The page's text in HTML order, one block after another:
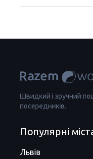
Швидкий і зручний
посередників.
Популярні
Львів